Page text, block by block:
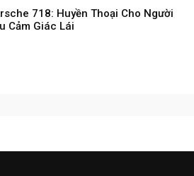
718: Huyền Thoại Cho Người
Cảm Giác Lái